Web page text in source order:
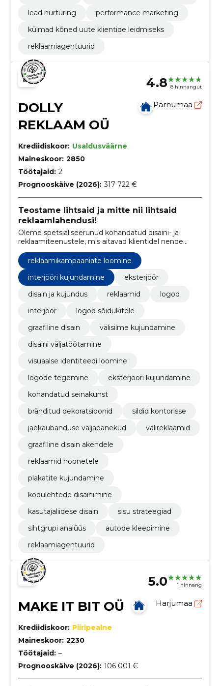
lead nurturing
performance marketing
külmad kõned uute klientide leidmiseks
reklaamiagentuurid
4.8 8 hinnangut
DOLLY
REKLAAM OÜ
Pärnumaa
Krediidiskoor: Usaldusväärne
Maineskoor: 2850
Töötajaid: 2
Prognooskäive (2026): 317 722 €
Teostame lihtsaid ja mitte nii lihtsaid
reklaamlahendusi!
Oleme spetsialiseerunud kohandatud disaini- ja
reklaamiteenustele, mis aitavad klientidel nende
brändi eristada ning kestva mulje jätta.
reklaamikampaaniate loomine
interjööri kujundamine
eksterjöör
disain ja kujundus
reklaamid
logod
interjöör
logod sõidukitele
graafiline disain
välisilme kujundamine
disaini väljatöötamine
visuaalse identiteedi loomine
logode tegemine
eksterjööri kujundamine
kohandatud seinakunst
bränditud dekoratsioonid
sildid kontorisse
jaekaubanduse väljapanekud
välireklaamid
graafiline disain akendele
reklaamid hoonetele
plakatite kujundamine
kodulehtede disainimine
kasutajaliidese disain
sisu strateegiad
sihtgrupi analüüs
autode kleepimine
reklaamiagentuurid
5.0 1 hinnang
MAKE IT BIT OÜ Harjumaa
Krediidiskoor: Piiripealne
Maineskoor: 2230
Töötajaid: –
Prognooskäive (2026): 106 001 €